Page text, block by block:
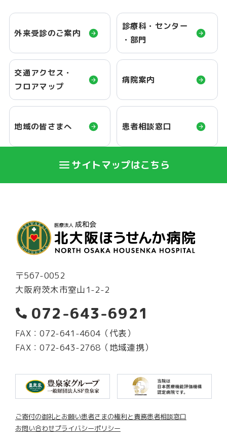
外来受診のご案内
診療科・センター
・部門
交通アクセス・
フロアマップ
病院案内
地域の皆さまへ 患者相談窓口
サイトマップはこちら
〒567-0052
大阪府茨木市室山1-2-2
072-643-6921
FAX：072-641-4604（代表）
FAX：072-643-2768（地域連携）
ご寄付の御礼とお願い患者さまの権利と責務患者相談窓口
お問い合わせプライバシーポリシー